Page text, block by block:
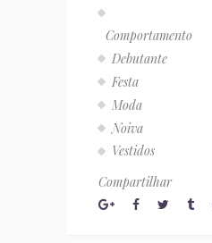
Comportamento
Debutante
Festa
Moda
Noiva
Vestidos
Compartilhar